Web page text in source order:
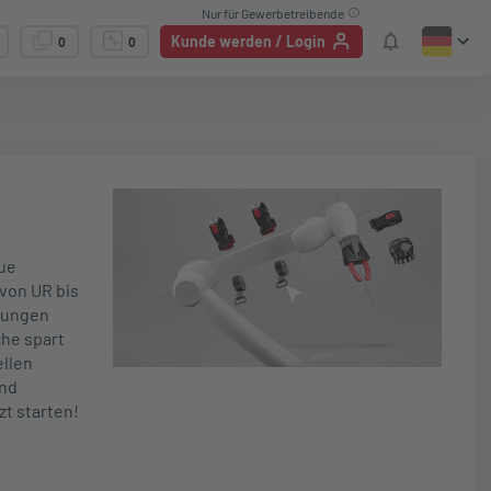
0 0 Kunde werden / Login
Nur für Gewerbetreibende
UR bis
spart
starten!